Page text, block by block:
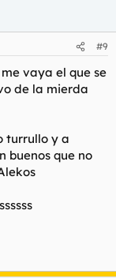
#9
vaya el que se
de la mierda
turrullo y a
buenos que no